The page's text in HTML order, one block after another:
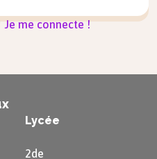
Je me connecte !
Lycée
2de